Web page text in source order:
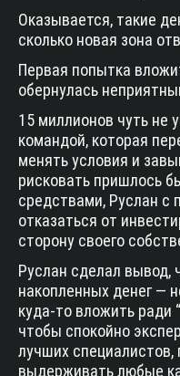
Оказывается, такие
сколько новая зона
Первая попытка
обернулась
15 миллионов чуть не
командой, которая
менять условия и
рисковать пришлось
средствами, Руслан с
отказаться от
сторону своего
Руслан сделал вывод,
накопленных денег —
куда-то вложить ради
чтобы спокойно
лучших специалистов,
выдерживать любые